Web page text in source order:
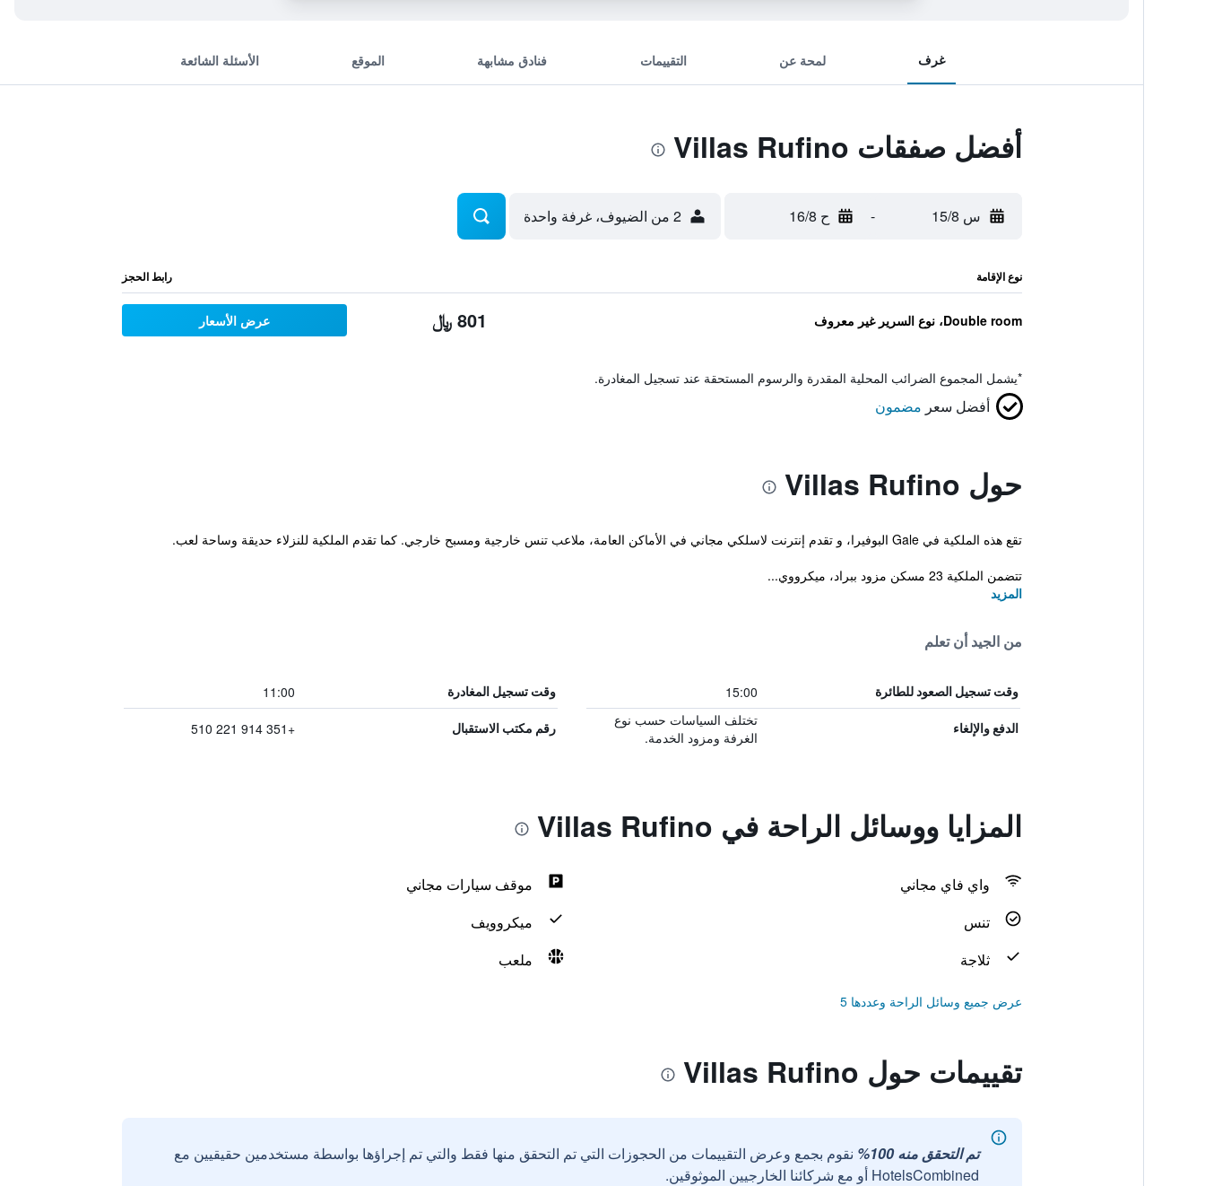
غرف لمحة عن التقييمات فنادق مشابهة الموقع الأسئلة الشائعة
أفضل صفقات Villas Rufino
س 15/8 - ح 16/8 2 من الضيوف، غرفة واحدة
نوع الإقامة رابط الحجز
Double room، نوع السرير غير معروف 801 ﷼ عرض الأسعار
*يشمل المجموع الضرائب المحلية المقدرة والرسوم المستحقة عند تسجيل المغادرة.
أفضل سعر مضمون
حول Villas Rufino
تقع هذه الملكية في Gale البوفيرا، و تقدم إنترنت لاسلكي مجاني في الأماكن العامة، ملاعب تنس خارجية ومسبح خارجي. كما تقدم الملكية للنزلاء حديقة وساحة لعب.
تتضمن الملكية 23 مسكن مزود ببراد، ميكرووي...
المزيد
من الجيد أن تعلم
وقت تسجيل الصعود للطائرة 15:00 وقت تسجيل المغادرة 11:00
الدفع والإلغاء
تختلف السياسات حسب نوع
الغرفة ومزود الخدمة.
رقم مكتب الاستقبال +351 914 221 510
المزايا ووسائل الراحة في Villas Rufino
واي فاي مجاني
موقف سيارات مجاني
تنس
ميكروويف
ثلاجة
ملعب
عرض جميع وسائل الراحة وعددها 5
تقييمات حول Villas Rufino
تم التحقق منه 100%
نقوم بجمع وعرض التقييمات من الحجوزات التي تم التحقق منها فقط والتي تم إجراؤها بواسطة مستخدمين حقيقيين مع
HotelsCombined أو مع شركائنا الخارجيين الموثوقين.